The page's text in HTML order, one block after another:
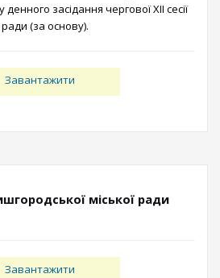
засідання чергової ХІІ сесії
(за основу).
Завантажити
міської ради
Завантажити